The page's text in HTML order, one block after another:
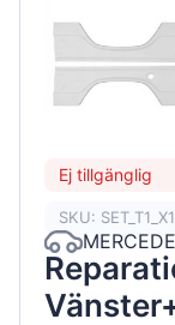
Ej tillgänglig
SKU: